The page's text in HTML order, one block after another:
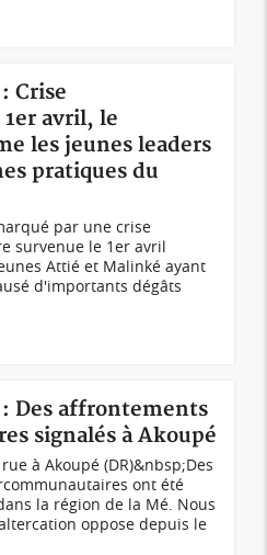
Crise
avril, le
les jeunes leaders
pratiques du
par une crise
survenue le 1er avril
Attié et Malinké ayant
d'importants dégâts
Des affrontements
signalés à Akoupé
à Akoupé (DR)&nbsp;Des
ont été
la région de la Mé. Nous
oppose depuis le